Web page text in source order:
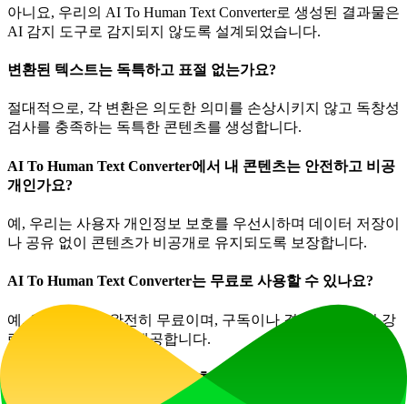
아니요, 우리의 AI To Human Text Converter로 생성된 결과물은
AI 감지 도구로 감지되지 않도록 설계되었습니다.
변환된 텍스트는 독특하고 표절 없는가요?
절대적으로, 각 변환은 의도한 의미를 손상시키지 않고 독창성
검사를 충족하는 독특한 콘텐츠를 생성합니다.
AI To Human Text Converter에서 내 콘텐츠는 안전하고 비공
개인가요?
예, 우리는 사용자 개인정보 보호를 우선시하며 데이터 저장이
나 공유 없이 콘텐츠가 비공개로 유지되도록 보장합니다.
AI To Human Text Converter는 무료로 사용할 수 있나요?
예, 우리 도구는 완전히 무료이며, 구독이나 결제 요구 없이 강
력한 인간화 기능을 제공합니다.
우리 도구로 어떤 종류의 콘텐츠를 인간화할 수 있나요?